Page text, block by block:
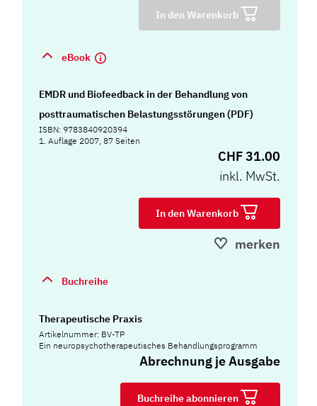
In den Warenkorb
eBook
EMDR und Biofeedback in der Behandlung von
posttraumatischen Belastungsstörungen (PDF)
ISBN: 9783840920394
1. Auflage 2007, 87 Seiten
CHF 31.00
inkl. MwSt.
In den Warenkorb
merken
Buchreihe
Therapeutische Praxis
Artikelnummer: BV-TP
Ein neuropsychotherapeutisches Behandlungsprogramm
Abrechnung je Ausgabe
Buchreihe abonnieren